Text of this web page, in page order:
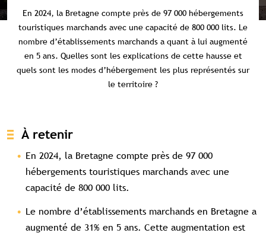
En 2024, la Bretagne compte près de 97 000 hébergements
touristiques marchands avec une capacité de 800 000 lits. Le
nombre d’établissements marchands a quant à lui augmenté
en 5 ans. Quelles sont les explications de cette hausse et
quels sont les modes d’hébergement les plus représentés sur
le territoire ?
À retenir
En 2024, la Bretagne compte près de 97 000
hébergements touristiques marchands avec une
capacité de 800 000 lits.
Le nombre d’établissements marchands en Bretagne a
augmenté de 31% en 5 ans. Cette augmentation est